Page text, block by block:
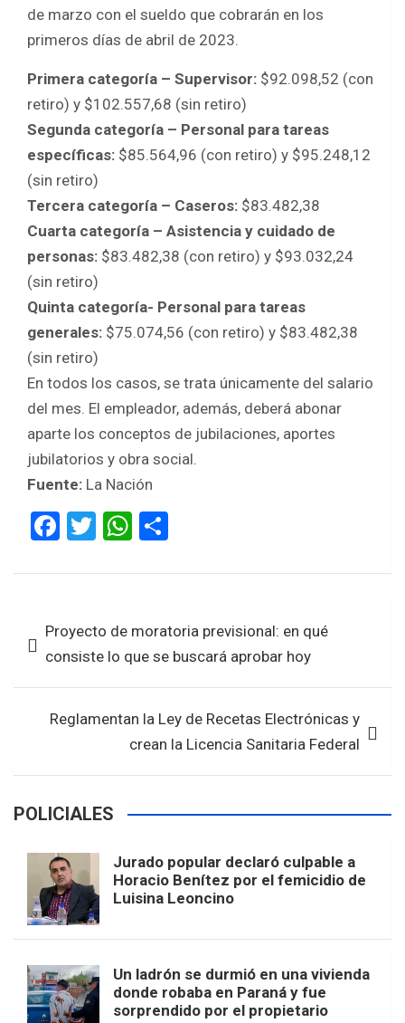
de marzo con el sueldo que cobrarán en los
primeros días de abril de 2023.
Primera categoría – Supervisor: $92.098,52 (con
retiro) y $102.557,68 (sin retiro)
Segunda categoría – Personal para tareas
específicas: $85.564,96 (con retiro) y $95.248,12
(sin retiro)
Tercera categoría – Caseros: $83.482,38
Cuarta categoría – Asistencia y cuidado de
personas: $83.482,38 (con retiro) y $93.032,24
(sin retiro)
Quinta categoría- Personal para tareas
generales: $75.074,56 (con retiro) y $83.482,38
(sin retiro)
En todos los casos, se trata únicamente del salario
del mes. El empleador, además, deberá abonar
aparte los conceptos de jubilaciones, aportes
jubilatorios y obra social.
Fuente: La Nación
F
ce
o
o
k
T
tt
W
at
A
p
p
ar
de Proyecto de moratoria previsional: en qué
consiste lo que se buscará aprobar hoy
Reglamentan la Ley de Recetas Electrónicas y
crean la Licencia Sanitaria Federal
POLICIALES
Jurado popular declaró culpable a
Horacio Benítez por el femicidio de
Luisina Leoncino
Un ladrón se durmió en una vivienda
donde robaba en Paraná y fue
sorprendido por el propietario